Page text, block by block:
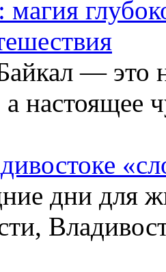
магия
— это
а настоящее
дни для